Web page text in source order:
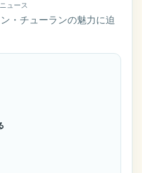
ュース
・チューランの魅力に迫